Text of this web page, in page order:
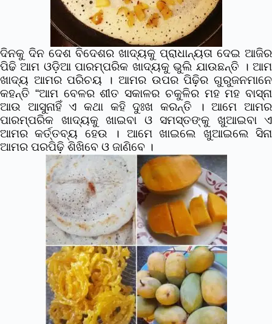
ଦିନକୁ ଦିନ ଦେଶ ବିଦେଶର ଖାଦ୍ୟକୁ ପ୍ରାଧାନ୍ୟତା ଦେଇ ଆଜିର
ପିଢି ଆମ ଓଡ଼ିଆ ପାରମ୍ପରିକ ଖାଦ୍ୟକୁ ଭୁଲି ଯାଉଛନ୍ତି । ଆମ
ଖାଦ୍ୟ ଆମର ପରିଚୟ । ଆମର ଉପର ପିଢ଼ିର ଗୁରୁଜନମାନେ
କହନ୍ତି “ଆମ ବେଳର ଶୀତ ସକାଳର ଚକୁଳିର ମହ ମହ ବାସ୍ନା
ଆଉ ଆସୁନାହିଁ ଏ କଥା କହି ଦୁଃଖ କରନ୍ତି । ଆମେ ଆମର
ପାରମ୍ପରିକ ଖାଦ୍ୟକୁ ଖାଇବା ଓ ସମସ୍ତଙ୍କୁ ଖୁଆଇବା ଏ
ଆମର କର୍ତ୍ତବ୍ୟ ହେଉ । ଆମେ ଖାଇଲେ ଖୁଆଇଲେ ସିନା
ଆମର ପରପିଢ଼ି ଶିଖିବେ ଓ ଜାଣିବେ ।